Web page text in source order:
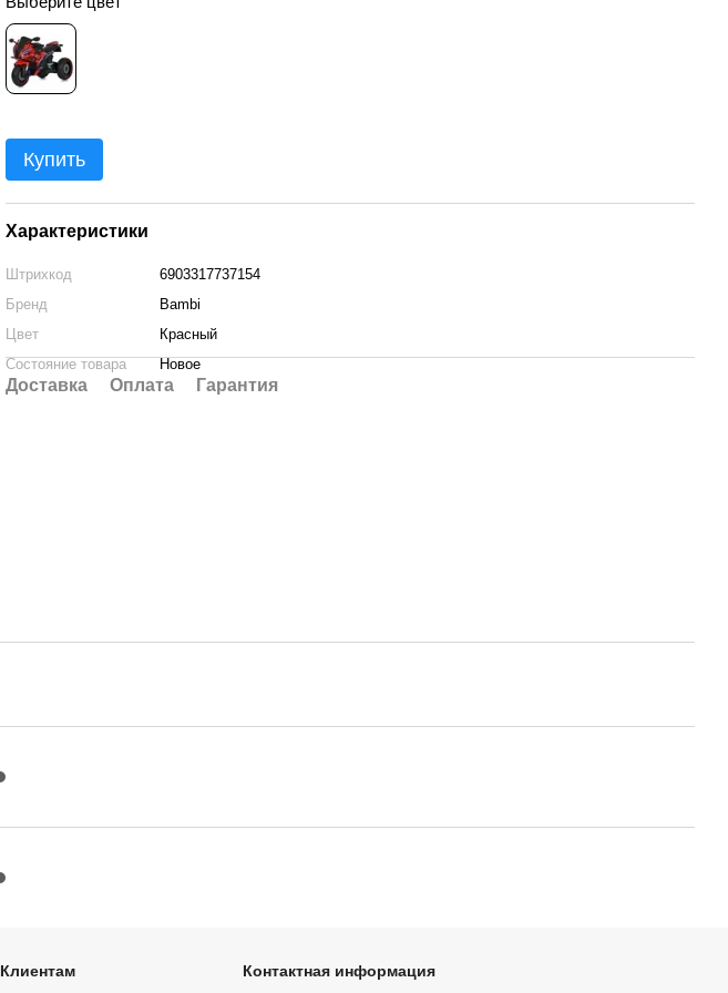
Купить
Характеристики
Штрихкод
6903317737154
Бренд
Bambi
Цвет
Красный
Состояние товара
Новое
Доставка Оплата Гарантия
Клиентам Контактная информация